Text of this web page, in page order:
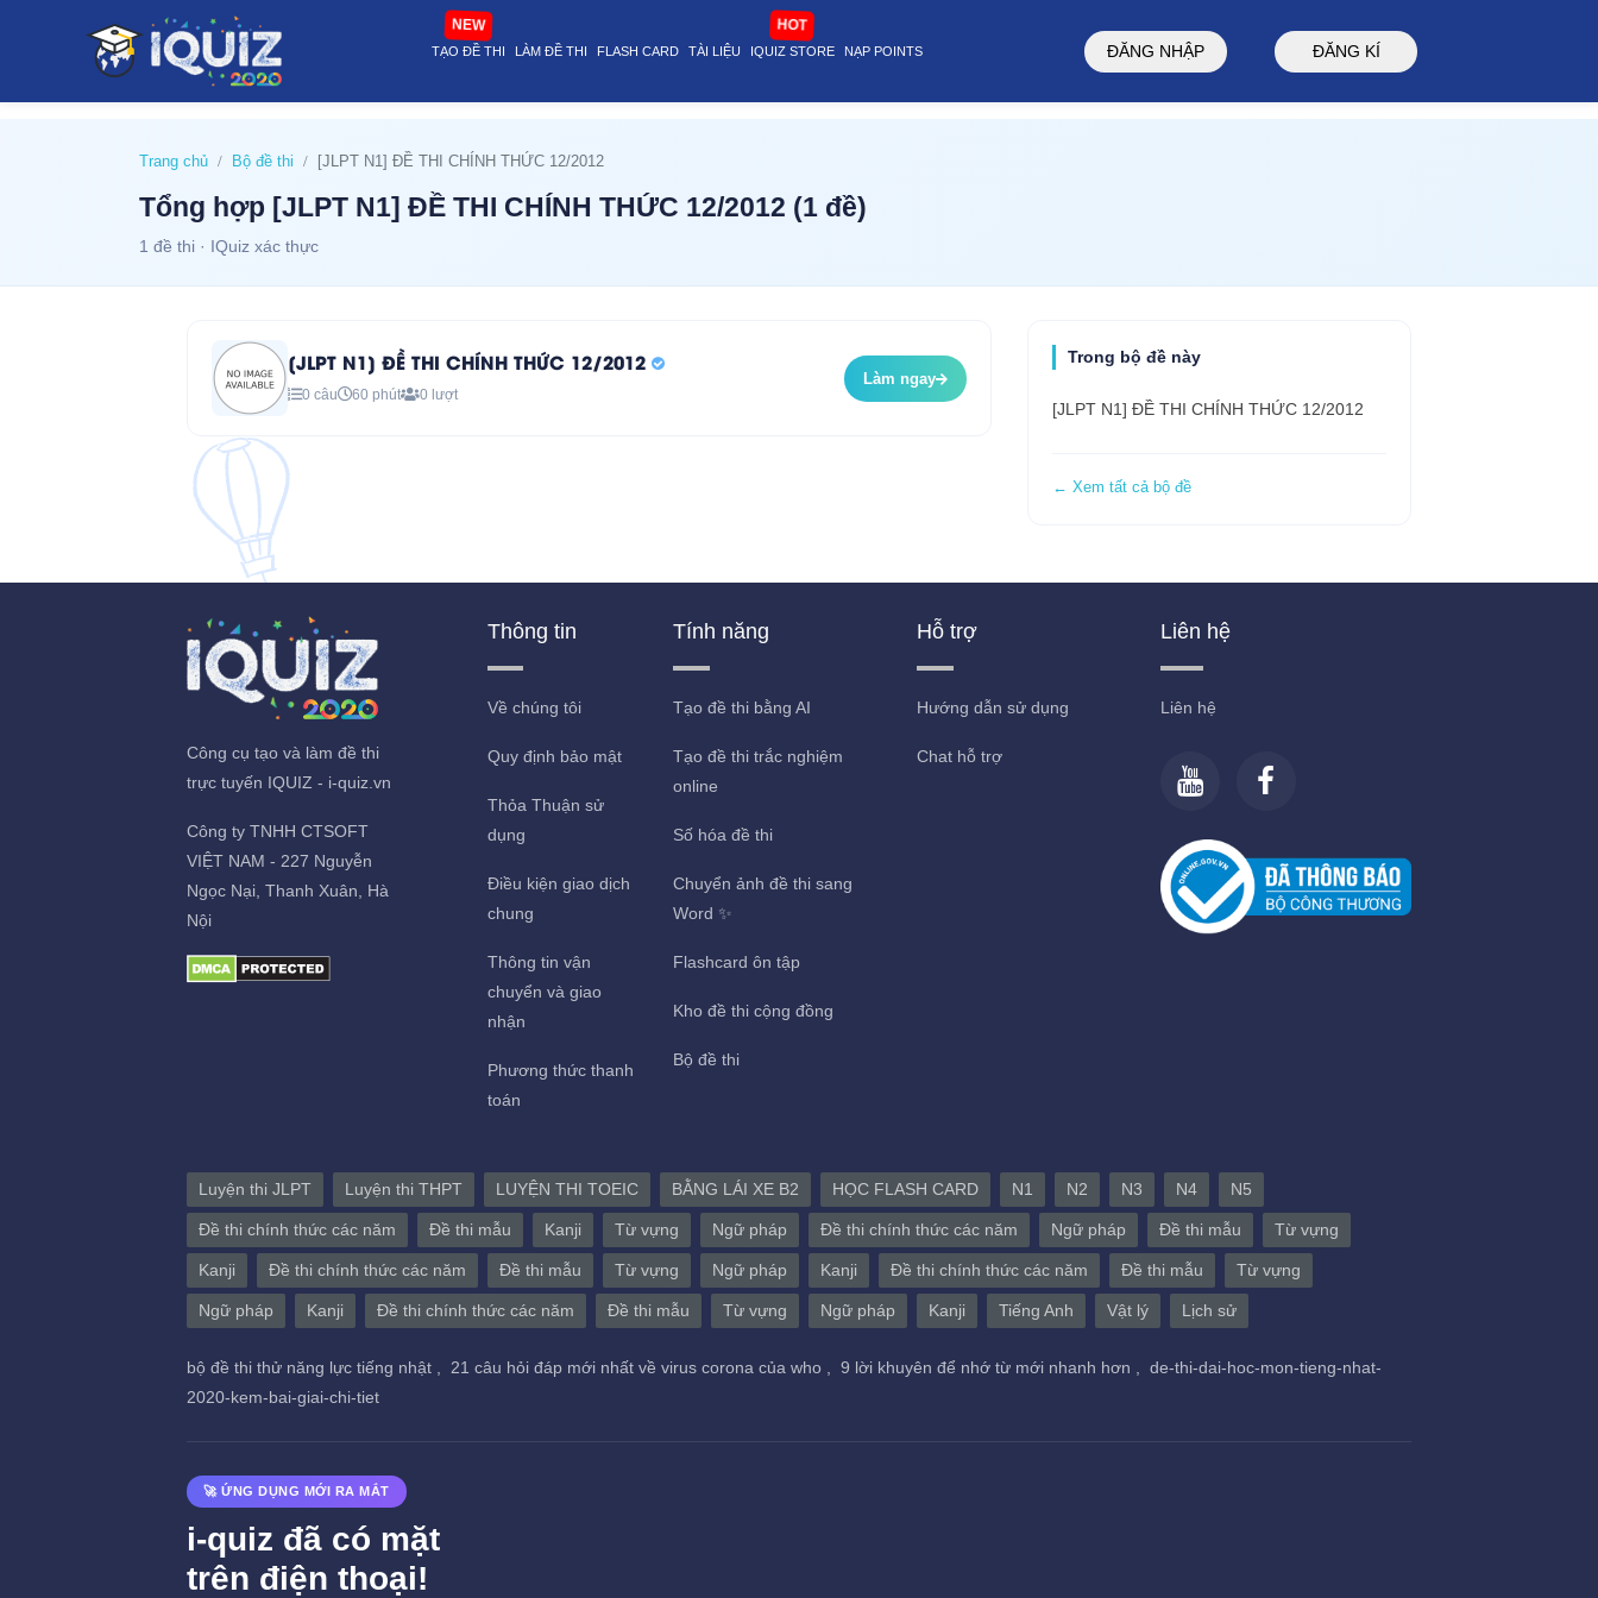
website@stop Tổng hợp [JLPT N1] ĐỀ THI CHÍNH THỨC 12/2012 (1 đề) | i-quiz.vn@stop
TẠO ĐỀ THI
NEW
LÀM ĐỀ THI FLASH CARD TÀI LIỆU IQUIZ STORE
HOT
NẠP POINTS ĐĂNG NHẬP ĐĂNG KÍ
Trang chủ Bộ đề thi [JLPT N1] ĐỀ THI CHÍNH THỨC 12/2012
Tổng hợp [JLPT N1] ĐỀ THI CHÍNH THỨC 12/2012 (1 đề)
1 đề thi · IQuiz xác thực
[JLPT N1] ĐỀ THI CHÍNH THỨC 12/2012
0 câu 60 phút 0 lượt
Làm ngay
Trong bộ đề này
[JLPT N1] ĐỀ THI CHÍNH THỨC 12/2012
← Xem tất cả bộ đề
Công cụ tạo và làm đề thi
trực tuyến IQUIZ - i-quiz.vn
Công ty TNHH CTSOFT
VIỆT NAM - 227 Nguyễn
Ngọc Nại, Thanh Xuân, Hà
Nội
Thông tin
Về chúng tôi
Quy định bảo mật
Thỏa Thuận sử
dụng
Điều kiện giao dịch
chung
Thông tin vận
chuyển và giao
nhận
Phương thức thanh
toán
Tính năng
Tạo đề thi bằng AI
Tạo đề thi trắc nghiệm
online
Số hóa đề thi
Chuyển ảnh đề thi sang
Word ✨
Flashcard ôn tập
Kho đề thi cộng đồng
Bộ đề thi
Hỗ trợ
Hướng dẫn sử dụng
Chat hỗ trợ
Liên hệ
Liên hệ
Luyện thi JLPT Luyện thi THPT LUYỆN THI TOEIC BẰNG LÁI XE B2 HỌC FLASH CARD N1 N2 N3 N4 N5
Đề thi chính thức các năm Đề thi mẫu Kanji Từ vựng Ngữ pháp Đề thi chính thức các năm Ngữ pháp Đề thi mẫu Từ vựng
Kanji Đề thi chính thức các năm Đề thi mẫu Từ vựng Ngữ pháp Kanji Đề thi chính thức các năm Đề thi mẫu Từ vựng
Ngữ pháp Kanji Đề thi chính thức các năm Đề thi mẫu Từ vựng Ngữ pháp Kanji Tiếng Anh Vật lý Lịch sử
bộ đề thi thử năng lực tiếng nhật , 21 câu hỏi đáp mới nhất về virus corona của who , 9 lời khuyên để nhớ từ mới nhanh hơn ,
de-thi-dai-hoc-mon-tieng-nhat-
2020-kem-bai-giai-chi-tiet
🚀 ỨNG DỤNG MỚI RA MẮT
i-quiz đã có mặt
trên điện thoại!